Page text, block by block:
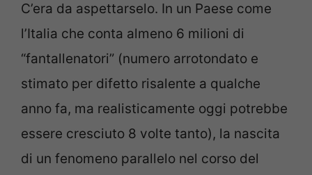
C’era da aspettarselo. In un Paese come
l’Italia che conta almeno 6 milioni di
“fantallenatori” (numero arrotondato e
stimato per difetto risalente a qualche
anno fa, ma realisticamente oggi potrebbe
essere cresciuto 8 volte tanto), la nascita
di un fenomeno parallelo nel corso del